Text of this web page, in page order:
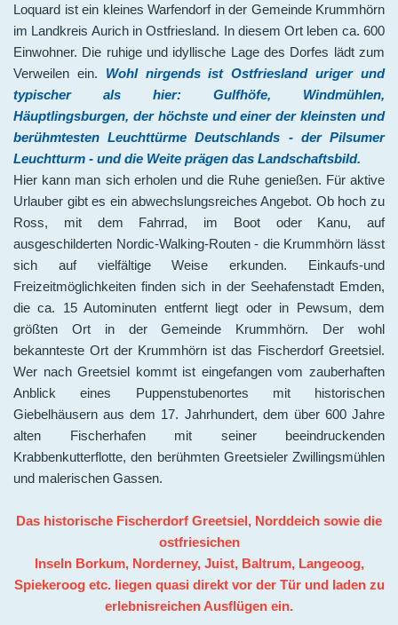
Loquard ist ein kleines Warfendorf in der Gemeinde Krummhörn
im Landkreis Aurich in Ostfriesland. In diesem Ort leben ca. 600
Einwohner. Die ruhige und idyllische Lage des Dorfes lädt zum
Verweilen ein. Wohl nirgends ist Ostfriesland uriger und
typischer als hier: Gulfhöfe, Windmühlen,
Häuptlingsburgen, der höchste und einer der kleinsten und
berühmtesten Leuchttürme Deutschlands - der Pilsumer
Leuchtturm - und die Weite prägen das Landschaftsbild.
Hier kann man sich erholen und die Ruhe genießen. Für aktive
Urlauber gibt es ein abwechslungsreiches Angebot. Ob hoch zu
Ross, mit dem Fahrrad, im Boot oder Kanu, auf
ausgeschilderten Nordic-Walking-Routen - die Krummhörn lässt
sich auf vielfältige Weise erkunden. Einkaufs-und
Freizeitmöglichkeiten finden sich in der Seehafenstadt Emden,
die ca. 15 Autominuten entfernt liegt oder in Pewsum, dem
größten Ort in der Gemeinde Krummhörn. Der wohl
bekannteste Ort der Krummhörn ist das Fischerdorf Greetsiel.
Wer nach Greetsiel kommt ist eingefangen vom zauberhaften
Anblick eines Puppenstubenortes mit historischen
Giebelhäusern aus dem 17. Jahrhundert, dem über 600 Jahre
alten Fischerhafen mit seiner beeindruckenden
Krabbenkutterflotte, den berühmten Greetsieler Zwillingsmühlen
und malerischen Gassen.
Das historische Fischerdorf Greetsiel, Norddeich sowie die
ostfriesichen
Inseln Borkum, Norderney, Juist, Baltrum, Langeoog,
Spiekeroog etc. liegen quasi direkt vor der Tür und laden zu
erlebnisreichen Ausflügen ein.